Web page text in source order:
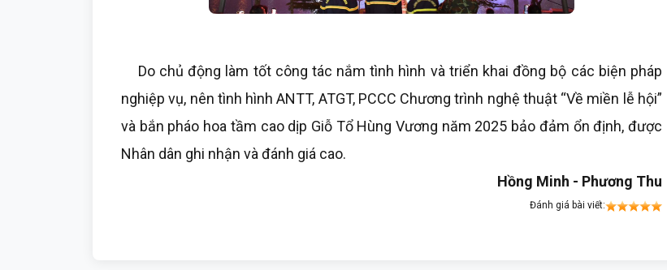
Do chủ động làm tốt công tác nắm tình hình và triển khai đồng bộ các biện pháp
nghiệp vụ, nên tình hình ANTT, ATGT, PCCC Chương trình nghệ thuật “Về miền lễ hội”
và bắn pháo hoa tầm cao dịp Giỗ Tổ Hùng Vương năm 2025 bảo đảm ổn định, được
Nhân dân ghi nhận và đánh giá cao.
Hồng Minh - Phương Thu
Đánh giá bài viết: